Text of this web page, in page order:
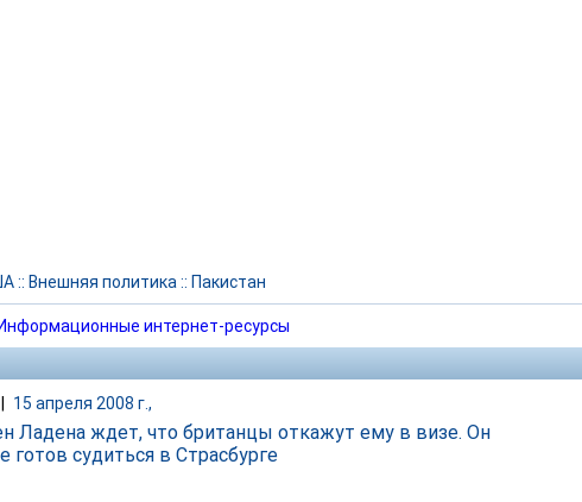
:: Внешняя политика :: Пакистан
Информационные интернет-ресурсы
15 апреля 2008 г.,
Ладена ждет, что британцы откажут ему в визе. Он
готов судиться в Страсбурге